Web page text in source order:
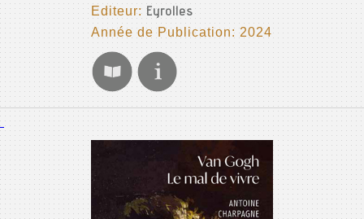
Editeur: Eyrolles
Année de Publication: 2024